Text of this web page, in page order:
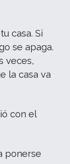
casa. Si
se apaga.
veces,
la casa va
con el
ponerse